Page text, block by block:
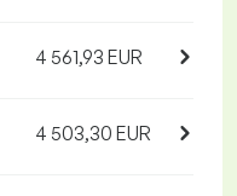
4 561,93 EUR
4 503,30 EUR